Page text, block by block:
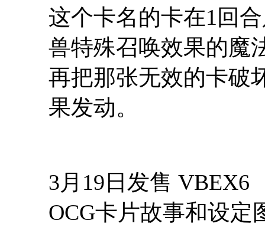
这个卡名的卡在1回
兽特殊召唤效果的魔
再把那张无效的卡破
果发动。
3月19日发售 VBEX6
OCG卡片故事和设